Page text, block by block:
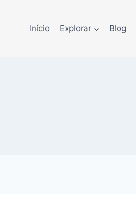
Início Explorar Blog